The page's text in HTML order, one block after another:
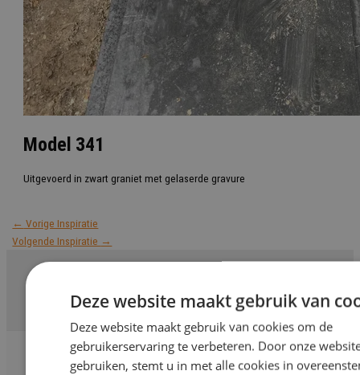
Model 341
Uitgevoerd in zwart graniet met gelaserde gravure
← Vorige Inspiratie
Volgende Inspiratie →
Deze website maakt gebruik van
Deze website maakt gebruik van cookies om de
gebruikerservaring te verbeteren. Door onze
gebruiken, stemt u in met alle cookies in